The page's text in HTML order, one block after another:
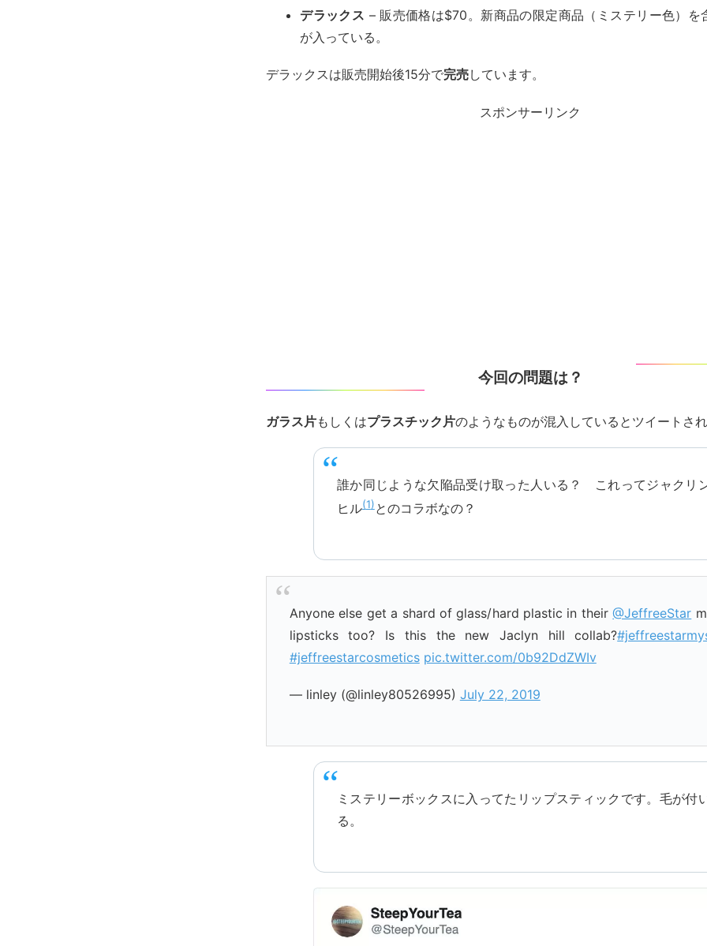
デラックス – 販売価格は$70。新商品の限定商品（ミステリー色）を
が入っている。
デラックスは販売開始後15分で完売しています。
スポンサーリンク
今回の問題は？
ガラス片もしくはプラスチック片のようなものが混入しているとツイートされ
誰か同じような欠陥品受け取った人いる？ これってジャクリ
ヒル 1 とのコラボなの？
Anyone else get a shard of glass/hard plastic in their@JeffreeStar
lipsticks too? Is this the new Jaclyn hill collab?
#jeffreestarcosmetics pic.twitter.com/0b92DdZWIv
— linley (@linley80526995) July 22, 2019
ミステリーボックスに入ってたリップスティックです。毛が付
る。